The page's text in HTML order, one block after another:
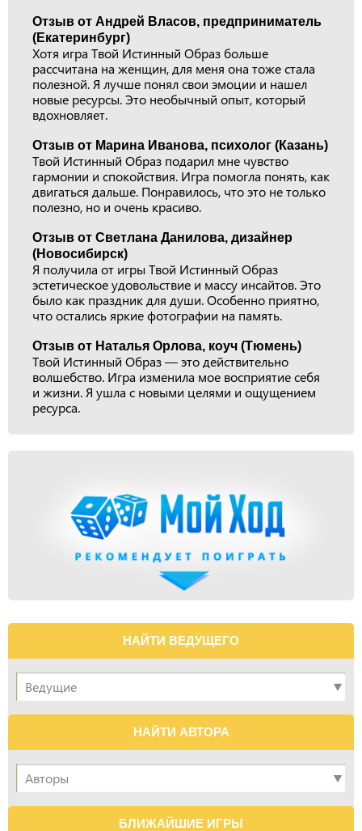
Отзыв от Андрей Власов, предприниматель
(Екатеринбург)
Хотя игра Твой Истинный Образ больше
рассчитана на женщин, для меня она тоже стала
полезной. Я лучше понял свои эмоции и нашел
новые ресурсы. Это необычный опыт, который
вдохновляет.
Отзыв от Марина Иванова, психолог (Казань)
Твой Истинный Образ подарил мне чувство
гармонии и спокойствия. Игра помогла понять, как
двигаться дальше. Понравилось, что это не только
полезно, но и очень красиво.
Отзыв от Светлана Данилова, дизайнер
(Новосибирск)
Я получила от игры Твой Истинный Образ
эстетическое удовольствие и массу инсайтов. Это
было как праздник для души. Особенно приятно,
что остались яркие фотографии на память.
Отзыв от Наталья Орлова, коуч (Тюмень)
Твой Истинный Образ — это действительно
волшебство. Игра изменила мое восприятие себя
и жизни. Я ушла с новыми целями и ощущением
ресурса.
НАЙТИ ВЕДУЩЕГО
НАЙТИ АВТОРА
БЛИЖАЙШИЕ ИГРЫ